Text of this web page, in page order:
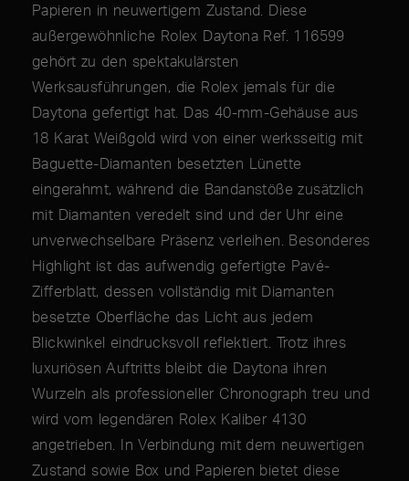
Papieren in neuwertigem Zustand. Diese
außergewöhnliche Rolex Daytona Ref. 116599
gehört zu den spektakulärsten
Werksausführungen, die Rolex jemals für die
Daytona gefertigt hat. Das 40-mm-Gehäuse aus
18 Karat Weißgold wird von einer werksseitig mit
Baguette-Diamanten besetzten Lünette
eingerahmt, während die Bandanstöße zusätzlich
mit Diamanten veredelt sind und der Uhr eine
unverwechselbare Präsenz verleihen. Besonderes
Highlight ist das aufwendig gefertigte Pavé-
Zifferblatt, dessen vollständig mit Diamanten
besetzte Oberfläche das Licht aus jedem
Blickwinkel eindrucksvoll reflektiert. Trotz ihres
luxuriösen Auftritts bleibt die Daytona ihren
Wurzeln als professioneller Chronograph treu und
wird vom legendären Rolex Kaliber 4130
angetrieben. In Verbindung mit dem neuwertigen
Zustand sowie Box und Papieren bietet diese